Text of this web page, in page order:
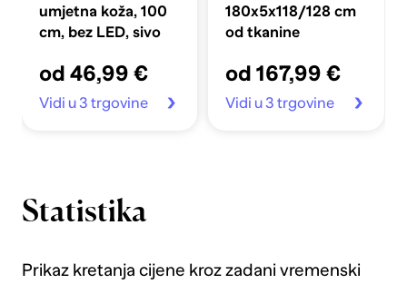
umjetna koža, 100
cm, bez LED, sivo
od 46,99 €
Vidi u 3 trgovine
180x5x118/128 cm
od tkanine
od 167,99 €
Vidi u 3 trgovine
Statistika
Prikaz kretanja cijene kroz zadani vremenski